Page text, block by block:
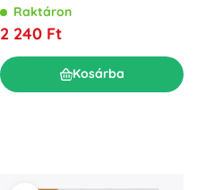
Raktáron
2 240 Ft
Kosárba